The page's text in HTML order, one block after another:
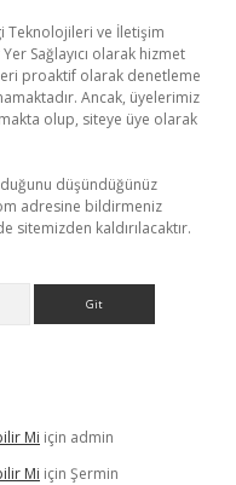
Teknolojileri ve İletişim
Sağlayıcı olarak hizmet
proaktif olarak denetleme
Ancak, üyelerimiz
olup, siteye üye olarak
düşündüğünüz
adresine bildirmeniz
sitemizden kaldırılacaktır.
Mi için admin
Mi için Şermin